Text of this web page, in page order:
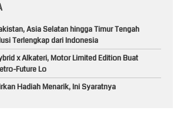
Asia Selatan hingga Timur Tengah
Terlengkap dari Indonesia
x Alkateri, Motor Limited Edition Buat
Future Lo
Hadiah Menarik, Ini Syaratnya